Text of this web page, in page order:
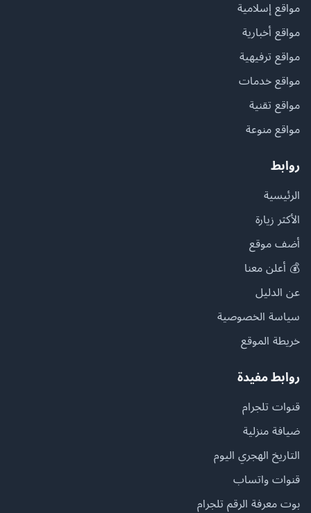
مواقع إسلامية
مواقع أخبارية
مواقع ترفيهية
مواقع خدمات
مواقع تقنية
مواقع منوعة
روابط
الرئيسية
الأكثر زيارة
أضف موقع
💰 أعلن معنا
عن الدليل
سياسة الخصوصية
خريطة الموقع
روابط مفيدة
قنوات تلجرام
ضيافة منزلية
التاريخ الهجري اليوم
قنوات واتساب
بوت معرفة الرقم تلجرام